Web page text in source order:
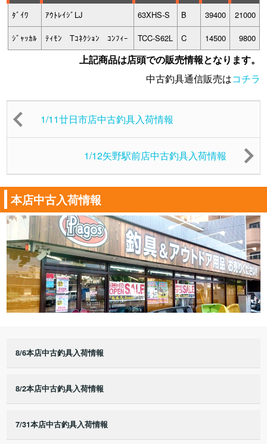
ﾀﾞｲﾜ ｱｳﾄﾚｲｼﾞLJ 63XHS-S B 39400 21000
ｼﾞｬｯｶﾙ ﾃｨﾓﾝ Tｺﾈｸｼｮﾝ ｺﾝﾌｨｰ TCC-S62L C 14500 9800
上記商品は店頭での販売情報となります。
中古釣具通信販売はコチラ
1/11廿日市店中古釣具入荷情報
1/12矢野駅前店中古釣具入荷情報
本店中古入荷情報
8/6本店中古釣具入荷情報
8/2本店中古釣具入荷情報
7/31本店中古釣具入荷情報